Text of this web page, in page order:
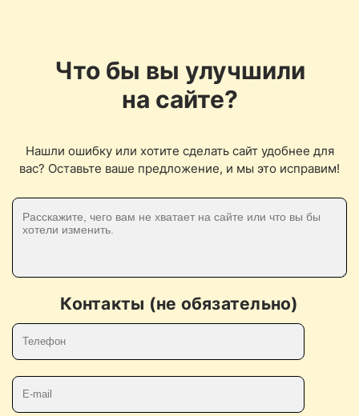
Что бы вы улучшили
на сайте?
Нашли ошибку или хотите сделать сайт удобнее для
вас? Оставьте ваше предложение, и мы это исправим!
Контакты (не обязательно)